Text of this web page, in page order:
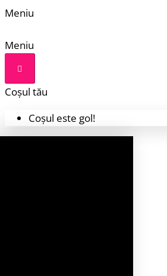
Meniu
Meniu
Coșul tău
Coșul este gol!